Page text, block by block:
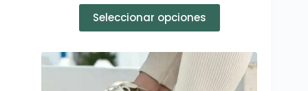
Seleccionar opciones
producto
tiene
variantes.
opciones